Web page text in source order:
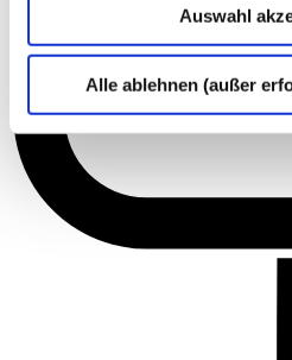
Auswahl
Alle ablehnen (außer